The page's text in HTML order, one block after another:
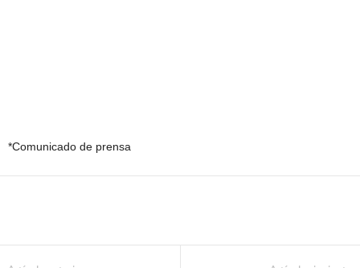
*Comunicado de prensa